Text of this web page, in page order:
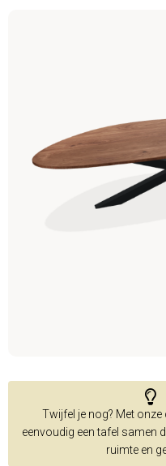
Twijfel je nog? Met
eenvoudig een tafel samen
ruimte en